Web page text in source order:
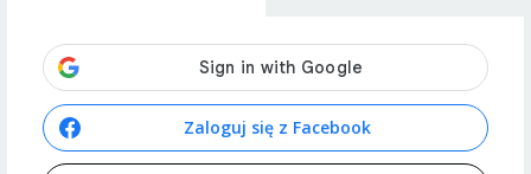
Zaloguj się z Facebook